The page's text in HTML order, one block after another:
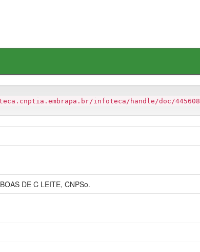
infoteca/handle/doc/445608
DE C LEITE, CNPSo.